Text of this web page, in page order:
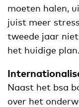
moeten halen,
juist meer
tweede jaar
het huidige
Naast het bsa
over het